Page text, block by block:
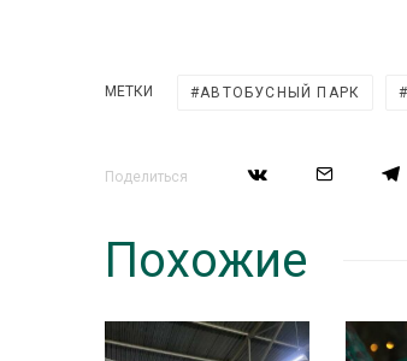
МЕТКИ АВТОБУСНЫЙ ПАРК
Поделиться
Похожие